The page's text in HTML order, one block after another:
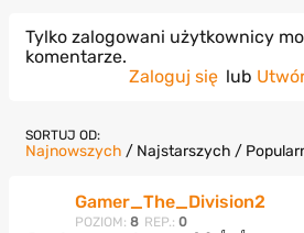
Tylko zalogowani użytkownicy
komentarze.
Zaloguj się lub
SORTUJ OD:
Najnowszych / Najstarszych /
Gamer_The_Division2
POZIOM: 8 REP.: 0